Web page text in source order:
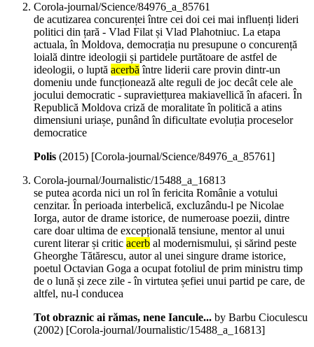
Corola-journal/Science/84976_a_85761
de acutizarea concurenței între cei doi cei mai influenți lideri
politici din țară - Vlad Filat și Vlad Plahotniuc. La etapa
actuala, în Moldova, democrația nu presupune o concurență
loială dintre ideologii și partidele purtătoare de astfel de
ideologii, o luptă acerbăîntre liderii care provin dintr-un
domeniu unde funcționează alte reguli de joc decât cele ale
jocului democratic - supravietțurea makiavellică în afaceri. În
Republică Moldova criză de moralitate în politică a atins
dimensiuni uriașe, punând în dificultate evoluția proceselor
democratice
Polis (2015) [Corola-journal/Science/84976_a_85761]
Corola-journal/Journalistic/15488_a_16813
se putea acorda nici un rol în fericita Românie a votului
cenzitar. În perioada interbelică, excluzându-l pe Nicolae
Iorga, autor de drame istorice, de numeroase poezii, dintre
care doar ultima de excepțională tensiune, mentor al unui
curent literar și critic acerb al modernismului, și sărind peste
Gheorghe Tătărescu, autor al unei singure drame istorice,
poetul Octavian Goga a ocupat fotoliul de prim ministru timp
de o lună și zece zile - în virtutea șefiei unui partid pe care, de
altfel, nu-l conducea
Tot obraznic ai rămas, nene Iancule... by Barbu Cioculescu
(2002) [Corola-journal/Journalistic/15488_a_16813]